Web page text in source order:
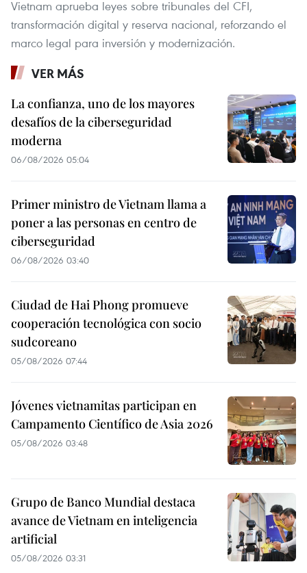
Vietnam aprueba leyes sobre tribunales del CFI,
transformación digital y reserva nacional, reforzando el
marco legal para inversión y modernización.
VER MÁS
La confianza, uno de los mayores
desafíos de la ciberseguridad
moderna
06/08/2026 05:04
Primer ministro de Vietnam llama a
poner a las personas en centro de
ciberseguridad
06/08/2026 03:40
Ciudad de Hai Phong promueve
cooperación tecnológica con socio
sudcoreano
05/08/2026 07:44
Jóvenes vietnamitas participan en
Campamento Científico de Asia 2026
05/08/2026 03:48
Grupo de Banco Mundial destaca
avance de Vietnam en inteligencia
artificial
05/08/2026 03:31